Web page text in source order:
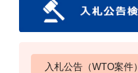
入札公告（WTO案件）